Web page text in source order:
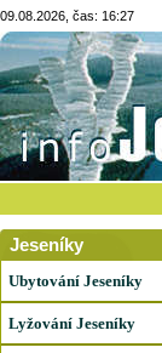
09.08.2026, čas: 16:27
Jeseníky
Ubytování Jeseníky
Lyžování Jeseníky